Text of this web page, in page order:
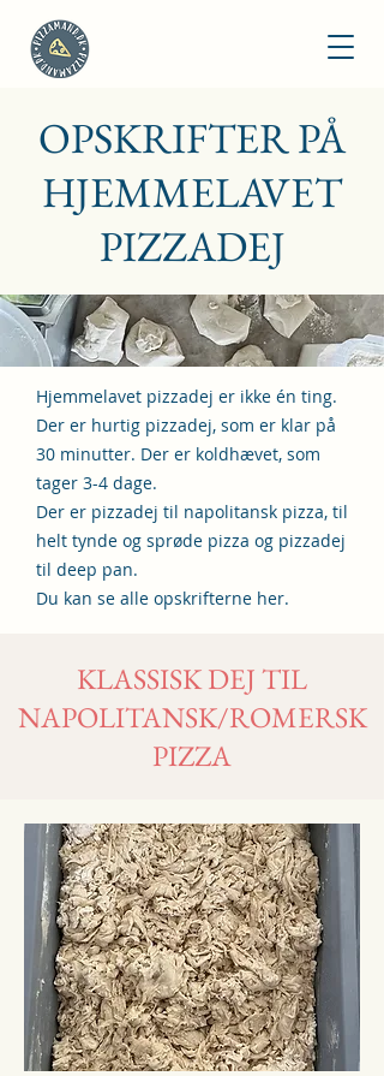
OPSKRIFTER PÅ
HJEMMELAVET
PIZZADEJ
Hjemmelavet pizzadej er ikke én ting.
Der er hurtig pizzadej, som er klar på
30 minutter. Der er koldhævet, som
tager 3-4 dage.
Der er pizzadej til napolitansk pizza, til
helt tynde og sprøde pizza og pizzadej
til deep pan.
Du kan se alle opskrifterne her.
KLASSISK DEJ TIL
NAPOLITANSK/ROMERSK
PIZZA